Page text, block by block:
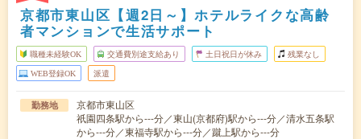
京都市東山区【週2日～】ホテルライクな高齢
者マンションで生活サポート
職種未経験OK 交通費別途支給あり 土日祝日が休み 残業なし
WEB登録OK 派遣
勤務地
京都市東山区
祇園四条駅から---分／東山(京都府)駅から---分／清水五条駅
から---分／東福寺駅から---分／蹴上駅から---分